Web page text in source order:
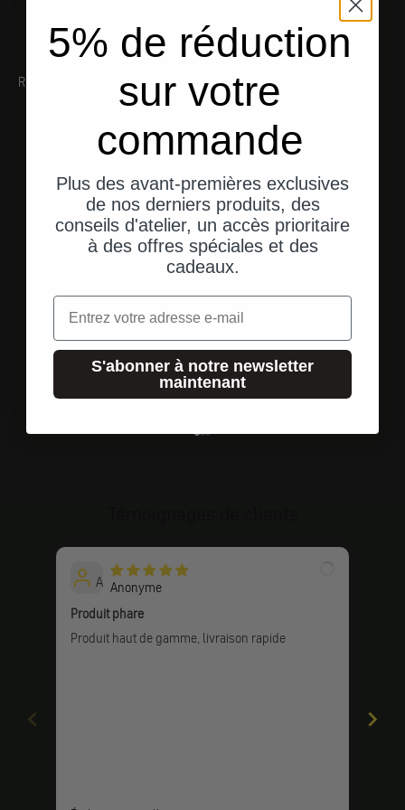
RECOMMANDATIONS
Expédition depuis les États-Unis
Une livraison rapide et directe à votre adresse.
Aller à l'élément 1
Aller à l'élément 2
Aller à l'élément 3
A Anonyme
Produit phare
Produit haut de gamme, livraison rapide
5% de réduction
sur votre
commande
Plus des avant-premières exclusives
de nos derniers produits, des
conseils d'atelier, un accès prioritaire
à des offres spéciales et des
cadeaux.
Email
S'abonner à notre newsletter
maintenant